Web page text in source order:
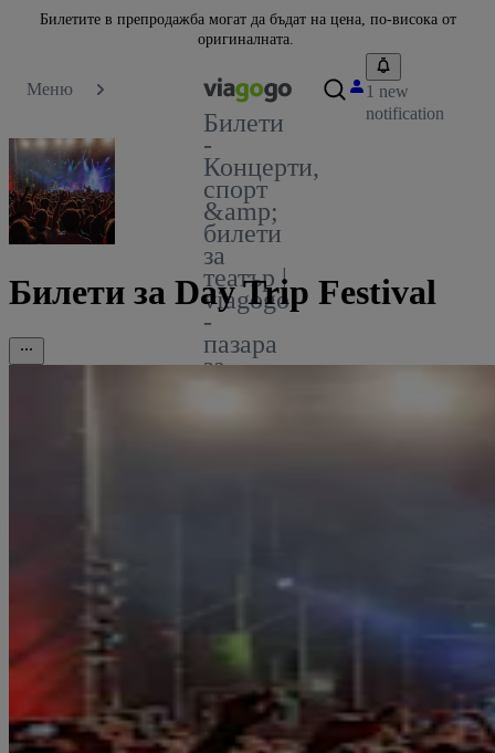
Билетите в препродажба могат да бъдат на цена, по-висока от
оригиналната.
Меню
Билети
-
Концерти,
спорт
&amp;
билети
за
театър |
viagogo
-
пазара
за
билети
1 new
notification
Билети за Day Trip Festival